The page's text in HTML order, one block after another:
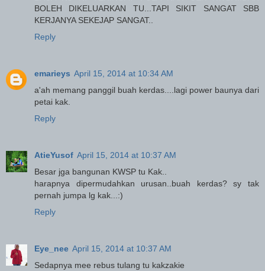
BOLEH DIKELUARKAN TU...TAPI SIKIT SANGAT SBB
KERJANYA SEKEJAP SANGAT..
Reply
emarieys April 15, 2014 at 10:34 AM
a'ah memang panggil buah kerdas....lagi power baunya dari
petai kak.
Reply
AtieYusof April 15, 2014 at 10:37 AM
Besar jga bangunan KWSP tu Kak..
harapnya dipermudahkan urusan..buah kerdas? sy tak
pernah jumpa lg kak...:)
Reply
Eye_nee April 15, 2014 at 10:37 AM
Sedapnya mee rebus tulang tu kakzakie